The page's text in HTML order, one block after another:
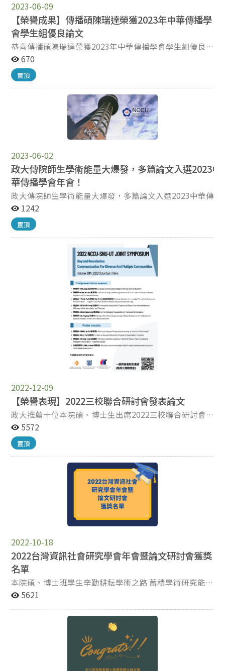
的想像 傳碩二張○雯 戰爭恐懼對青年世代資訊行為影響:
政黨傾向、情緒與風險感知作用 傳碩三沈○中 可愛風格
之 MMORPG 玩家對 NPC 的感知可愛程度、擬社會互動與
幸福感的關聯:以《摩爾莊園》為例 傳碩二黃○文 線上美
不美: 社群媒體美學參與對線下美學參與之影響 傳碩二鄭
○彤 社交媒體使用行爲與青少年心理健康:探討從眾傾向
和自尊的中介效果 傳碩二蔡○昕 孤獨的惡毒玩家?以寂寞
感預測 MOBA 遊戲玩家遊戲內惡毒行為
2023-06-09
【榮譽成果】傳播碩陳瑞達榮獲2023年中華傳播學
會學生組優良論文
恭喜傳播碩陳瑞達榮獲2023年中華傳播學會學生組優良
論文 ! (轉載自中華傳播學會2023年會優良論文公告) 網
址：http://ccstaiwan.org/newdetail.asp?WN_ID=1690
2023年中華傳播學會學生組優良論文 〈戰爭資訊轟炸？
以俄烏戰爭探討兩岸風險感知與政治參與之影響〉 作者：
陳瑞達 （國立政治大學傳播學院碩士生） 推薦原因： 本
篇戰爭風險研究相當有意義，與台灣相關也非常國際性。
其研究目的在於探討俄烏戰爭訊息對臺灣政治參與的影
響，以及了解戰爭訊息與臺海兩岸的風險感知、焦慮彼此
能力都是上乘。
670
置頂
2023-06-02
政大傳院師生學術能量大爆發，多篇論文入選2023中
華傳播學會年會！
政大傳院師生學術能量大爆發，多篇論文入選2023中華傳播
學會年會！ 本院師長、碩博士班同學辛苦耕耘學術之路，學
術論文在眾多投稿者中脫穎而出，獲選2023中華傳播學會年
會。 本院徐美苓老師、劉慧雯老師、劉昌德老師、施琮仁老
師、李怡志老師、張郁敏老師等六位師長獲選社會組論文；
博士班學生林怡瑩、劉姝廷、許弘諺、陳慧紋、王悅、張依
萍、吳奕均、黃靜妮、謝政育、文楷誠、洪苑真等11人共13
篇獲選學生組論文；傳播碩士學位學程學生李雯蒨、羅映
青、陳長弘、洪玉潔、張鳳軒、陳瑞達等6人共6篇獲選學生
組論文；碩士在職專班陳禹函、柯博晟等2人共4篇獲選學生
主題，2022年世界在經歷俄烏戰爭、臺海對立局勢升溫等影
響下，傳播作為一個意義多向的溝通過程，於其中扮演重要
角色。傳播如何影響閱聽大眾的認知、態度及行為意向，又
如何重構了政治、經濟、文化等各個層面的生活，衝突下的
傳播樣態為何，皆是值得進一步探究的面向。 中華傳播學會
年會將在6月16日（星期五）～6月18日（星期日）於長榮大
學舉行為期3天的會期。同時，學會邀請到新加坡南洋理工大
學黃金輝傳播與資訊學院教授汪炳華（Ang Peng Hwa）擔任
演講嘉賓，主題為The future of Asia’s battle against
online disinformation，精彩可期。歡迎碩博班學生踴躍報
名參加一年一度的學術盛會，並給予本院獲選的師生鼓勵與
指教。 2023中華傳播學會年會詳細資訊如下，請參考。 主
辦單位：中華傳播學會http://ccstaiwan.org/ 活動地點：長
榮大學（臺南市歸仁區長大路1號） 舉辦日期：2023年6月16
日（五）～18日（日） 大會議程：
http://ccstaiwan.org/word/NEWS_FILES/
長榮大學（沙崙火車站-長榮大學站）-步行（5-10分鐘）抵
鐘）抵達長榮大學 發表人及論文題目： 政治大學教師 發
表人姓名 論文題目 政治大學傳播學院 徐美苓特聘教授 公眾對
能源轉型科技風險問題的感知、傳播型態與政治支持 政治大
學傳播學院 新聞學系劉慧雯教授 我說你有問題你就有問題：
以語句樹工具討論PTT使用者對功能詞「問題是」的使用 政
治大學傳播學院 新聞學系劉昌德教授 平臺化下的新聞專業與
勞動： 政治大學傳播學院 施琮仁教授 可以好好說話嗎？不文
負荷與心流的連續中介效果 政治大學傳播學院博士班 發表人
息查核與闢謠的因素 政治大學傳院博士班 劉姝廷 中國科技威
1242
置頂
2022-12-09
【榮譽表現】2022三校聯合研討會發表論文
政大推薦十位本院碩、博士生出席2022三校聯合研討會
發表論文 2022三校聯合研討會由韓國首爾大學主辦（線
上），本屆主題為：Beyond Boundaries:
Communication for diverse and multiple
communities。 徵稿活動已在10月11日截止，收到來自
本院碩士班、博士班、國傳碩、在職專班一共19篇摘要，
經三位評審委員審查後，按大會可接受的最高人次一共推
薦10篇，茲將發表人及題名公布如下： Oral
Feminist Movement 黃偉健 傳播碩士學位學程 The
Levels of Difficulty on Readers’ Cognitive Load,
Attention, and Memory 呂佳郁&翁家德 傳播碩士學位學
程 Electronic fetters in the Internet Age? From Active
Disclosure to Passive Provision——Zenly Users who
Maintain Intimate Relationships by "Seeing
Positioning" 沈惟中 傳播碩士學位學程 Is Interactivity
Always Better? Exploring the Effect of Interactive
Narratives on Willingness to Help, Appreciation, and
Ontological Presuppositions of The Concept of
Diaspora’s Image in Korean Media since the
5572
置頂
2022-10-18
2022台灣資訊社會研究學會年會暨論文研討會獲獎
名單
本院碩、博士班學生辛勤耕耘學術之路 蓄積學術研究能量
大迸發 ! 多位學生論文獲選2022台灣資訊社會研究學會年
苑真、高宇東、林怡瑩暨傳播碩士學位學程學生廖煥喆、
林軍妤、江曉琳、陳彥云、王柏文等十人共十一篇學術論
文獲選2022台灣資訊社會研究學會年會暨論文研討會。
其中，傳播碩三王柏文同學之論文更獲得佳作殊榮。 姓名
5621